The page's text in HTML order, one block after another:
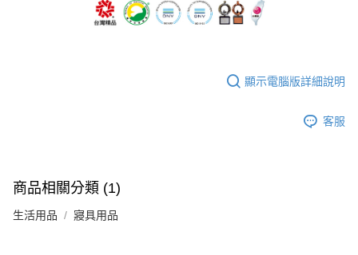
顯示電腦版詳細說明
客服
商品相關分類 (1)
生活用品 寢具用品